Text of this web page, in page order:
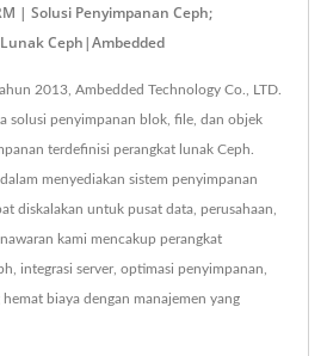
| Solusi Penyimpanan Ceph;
Ceph|Ambedded
2013, Ambedded Technology Co., LTD.
solusi penyimpanan blok, file, dan objek
terdefinisi perangkat lunak Ceph.
menyediakan sistem penyimpanan
diskalakan untuk pusat data, perusahaan,
kami mencakup perangkat
integrasi server, optimasi penyimpanan,
biaya dengan manajemen yang